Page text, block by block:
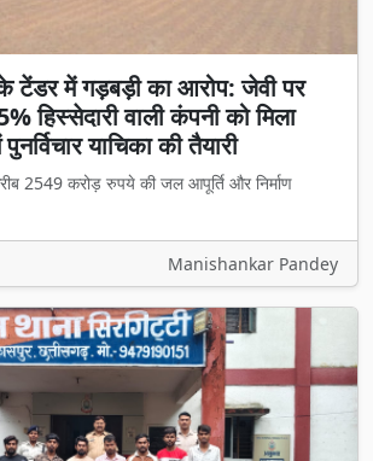
टेंडर में गड़बड़ी का आरोप: जेवी पर
हिस्सेदारी वाली कंपनी को मिला
याचिका की तैयारी
2549 करोड़ रुपये की जल आपूर्ति और निर्माण
Manishankar Pandey